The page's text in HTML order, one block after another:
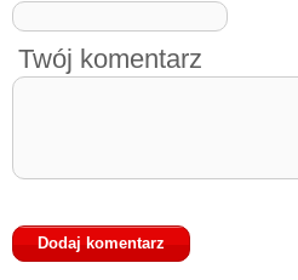
Twój komentarz